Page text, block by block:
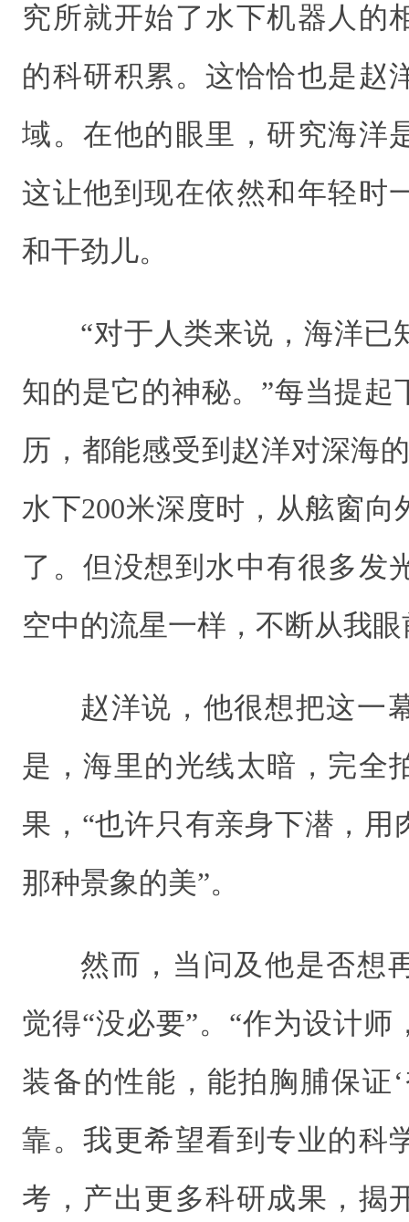
究所就开始了水下机器人的
的科研积累。这恰恰也是赵
域。在他的眼里，研究海洋
这让他到现在依然和年轻时
和干劲儿。
“对于人类来说，海洋已
知的是它的神秘。”每当提起
历，都能感受到赵洋对深海
水下200米深度时，从舷窗
了。但没想到水中有很多发
空中的流星一样，不断从我眼
赵洋说，他很想把这一
是，海里的光线太暗，完全
果，“也许只有亲身下潜，用
那种景象的美”。
然而，当问及他是否想
觉得“没必要”。“作为设计
装备的性能，能拍胸脯保证
靠。我更希望看到专业的科
考，产出更多科研成果，揭